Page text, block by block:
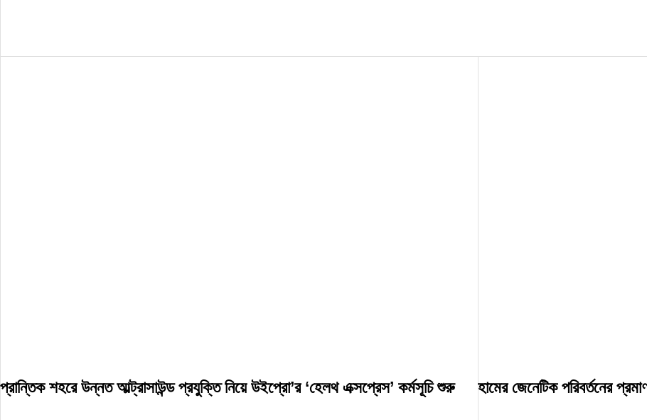
প্রান্তিক শহরে উন্নত আল্ট্রাসাউন্ড প্রযুক্তি নিয়ে উইপ্রো’র ‘হেলথ এক্সপ্রেস’ কর্মসূচি শুরু হামের জেনেটিক পরিবর্তনের